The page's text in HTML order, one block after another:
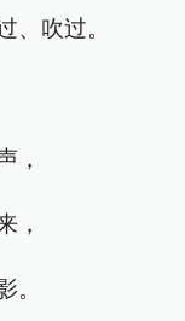
、吹过。
，
，
。